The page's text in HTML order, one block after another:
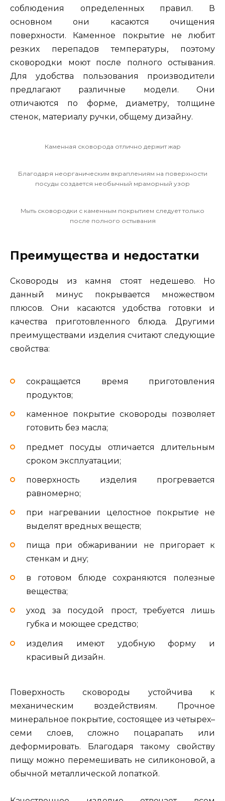
соблюдения определенных правил. В
основном они касаются очищения
поверхности. Каменное покрытие не любит
резких перепадов температуры, поэтому
сковородки моют после полного остывания.
Для удобства пользования производители
предлагают различные модели. Они
отличаются по форме, диаметру, толщине
стенок, материалу ручки, общему дизайну.
Каменная сковорода отлично держит жар
Благодаря неорганическим вкраплениям на поверхности
посуды создается необычный мраморный узор
Мыть сковородки с каменным покрытием следует только
после полного остывания
Преимущества и недостатки
Сковороды из камня стоят недешево. Но
данный минус покрывается множеством
плюсов. Они касаются удобства готовки и
качества приготовленного блюда. Другими
преимуществами изделия считают следующие
свойства:
сокращается время приготовления
продуктов;
каменное покрытие сковороды позволяет
готовить без масла;
предмет посуды отличается длительным
сроком эксплуатации;
поверхность изделия прогревается
равномерно;
при нагревании целостное покрытие не
выделят вредных веществ;
пища при обжаривании не пригорает к
стенкам и дну;
в готовом блюде сохраняются полезные
вещества;
уход за посудой прост, требуется лишь
губка и моющее средство;
изделия имеют удобную форму и
красивый дизайн.
Поверхность сковороды устойчива к
механическим воздействиям. Прочное
минеральное покрытие, состоящее из четырех–
семи слоев, сложно поцарапать или
деформировать. Благодаря такому свойству
пищу можно перемешивать не силиконовой, а
обычной металлической лопаткой.